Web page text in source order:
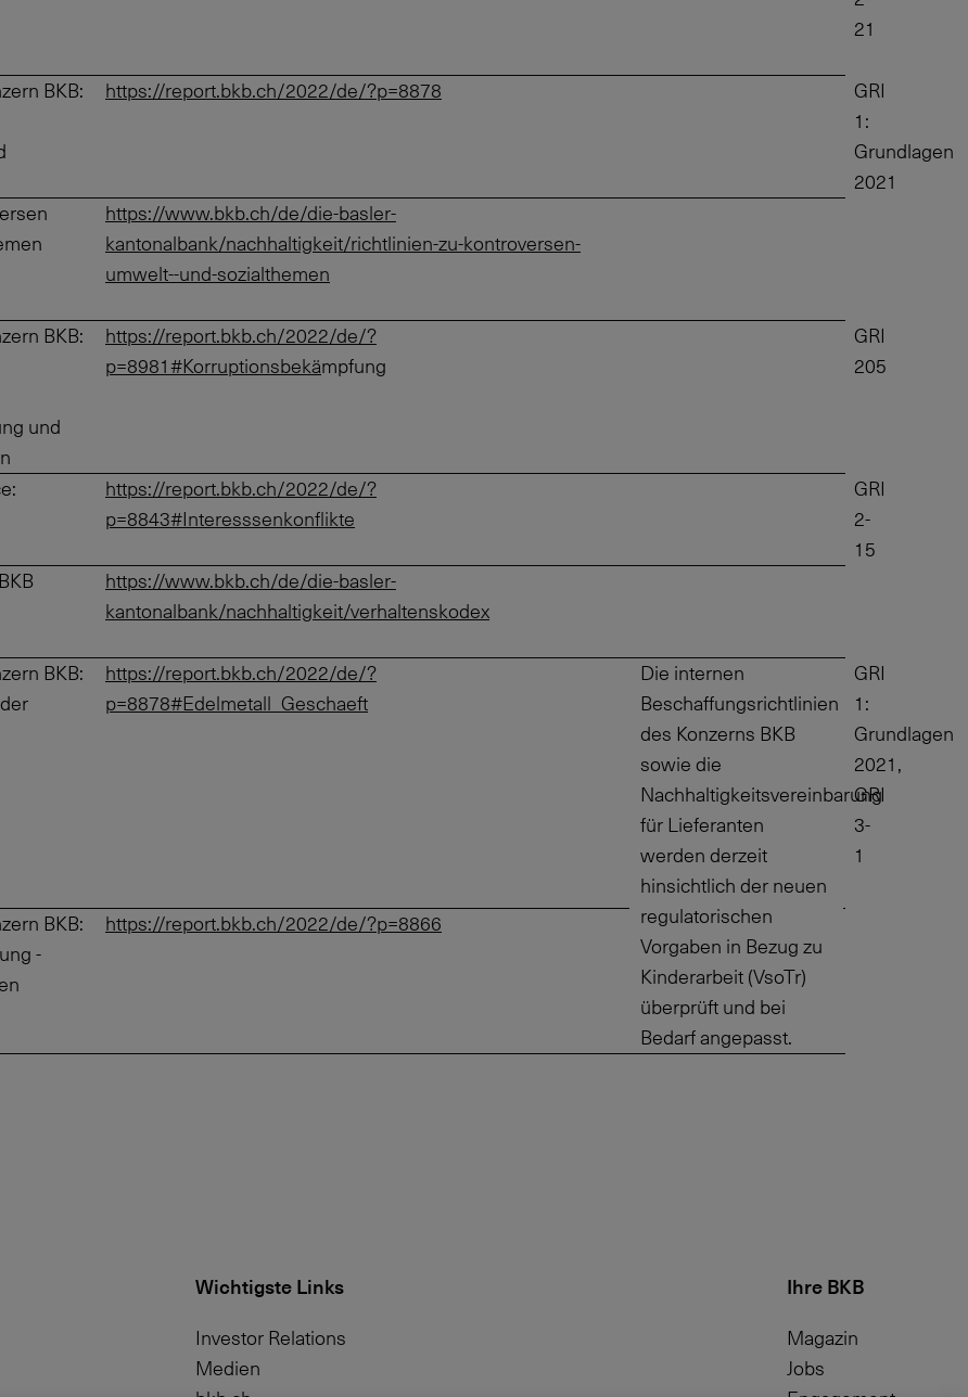
21
BKB:
https://report.bkb.ch/2022/de/?p=8878
GRI
1:
Grundlagen
2021
https://www.bkb.ch/de/die-basler-
kantonalbank/nachhaltigkeit/richtlinien-zu-kontroversen-
umwelt--und-sozialthemen
BKB:
und
https://report.bkb.ch/2022/de/?
p=8981#Korruptionsbekämpfung
GRI
205
https://report.bkb.ch/2022/de/?
p=8843#Interesssenkonflikte
GRI
2-
15
https://www.bkb.ch/de/die-basler-
kantonalbank/nachhaltigkeit/verhaltenskodex
BKB:
https://report.bkb.ch/2022/de/?
p=8878#Edelmetall_Geschaeft
Die internen
Beschaffungsrichtlinien
des Konzerns BKB
sowie die
Nachhaltigkeitsvereinbarung
für Lieferanten
werden derzeit
hinsichtlich der neuen
regulatorischen
Vorgaben in Bezug zu
Kinderarbeit (VsoTr)
überprüft und bei
Bedarf angepasst.
GRI
1:
Grundlagen
2021,
GRI
3-
1
BKB:
-
https://report.bkb.ch/2022/de/?p=8866
Wichtigste Links
Investor Relations
Medien
Ihre BKB
Magazin
Jobs